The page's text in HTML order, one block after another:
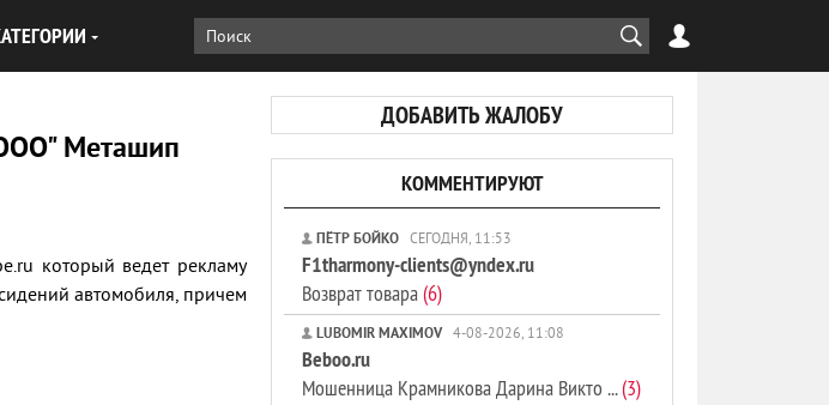
ДОБАВИТЬ ЖАЛОБУ
Меташип
который ведет рекламу
автомобиля, причем
КОММЕНТИРУЮТ
ПЁТР БОЙКО СЕГОДНЯ, 11:53
F1tharmony-clients@yndex.ru
Возврат товара(6)
LUBOMIR MAXIMOV 4-08-2026, 11:08
Beboo.ru
Мошенница Крамникова Дарина Викто ...(3)